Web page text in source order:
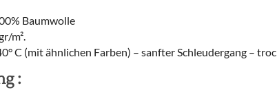
Baumwolle
m².
C (mit ähnlichen Farben) – sanfter Schleudergang –
: